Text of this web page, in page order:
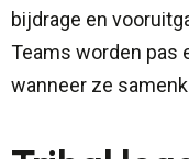
bijdrage en
Teams worden pas
wanneer ze